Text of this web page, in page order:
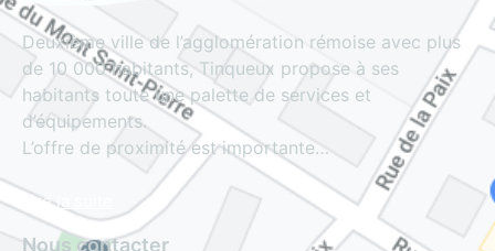
Deuxième ville de l’agglomération rémoise avec plus
de 10 000 habitants, Tinqueux propose à ses
habitants toute une palette de services et
d’équipements.
L’offre de proximité est importante…
Lire la suite
Nous contacter